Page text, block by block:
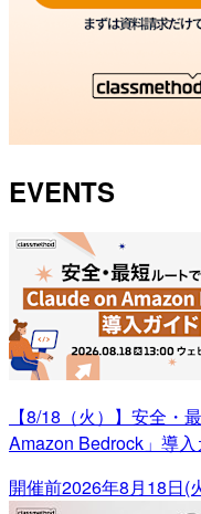
EVENTS
【8/18（火）】安全・
Amazon Bedrock」導入
開催前2026年8月18日(